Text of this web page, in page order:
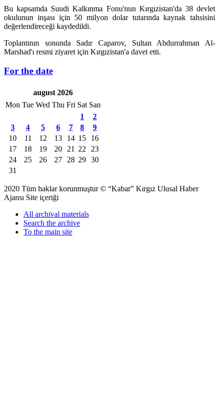
Bu kapsamda Suudi Kalkınma Fonu'nun Kırgızistan'da 38 devlet
okulunun inşası için 50 milyon dolar tutarında kaynak tahsisini
değerlendireceği kaydedildi.
Toplantının sonunda Sadır Caparov, Sultan Abdurrahman Al-
Marshad'ı resmi ziyaret için Kırgızistan'a davet etti.
For the date
august 2026
Mon Tue Wed Thu Fri Sat San
1
2
3
4 5 6 7 8
9
10
11 12 13 14 15
16
17
18 19 20 21 22
23
24
25 26 27 28 29 30
31
2020 Tüm haklar korunmuştur © “Kabar” Kırgız Ulusal Haber
Ajansı Site içeriği
All archival materials
Search the archive
To the main site